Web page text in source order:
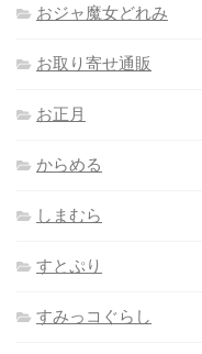
おジャ魔女どれみ
お取り寄せ通販
お正月
からめる
しまむら
すとぷり
すみっコぐらし